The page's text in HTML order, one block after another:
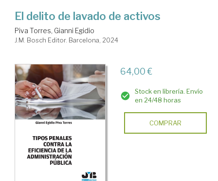
El delito de lavado de activos
Piva Torres, Gianni Egidio
J.M. Bosch Editor. Barcelona, 2024
64,00 €
Stock en librería. Envío
en 24/48 horas
COMPRAR